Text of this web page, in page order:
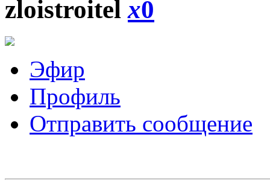
zloistroitelx0
Эфир
Профиль
Отправить сообщение